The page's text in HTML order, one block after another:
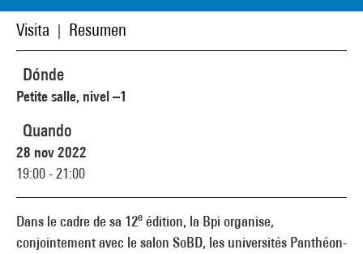
Visita Resumen
Dans le cadre de sa 12e édition, la Bpi organise,
conjointement avec le salon SoBD, les universités Panthéon-
Dónde
Petite salle, nivel –1
Quando
28 nov 2022
19:00 - 21:00